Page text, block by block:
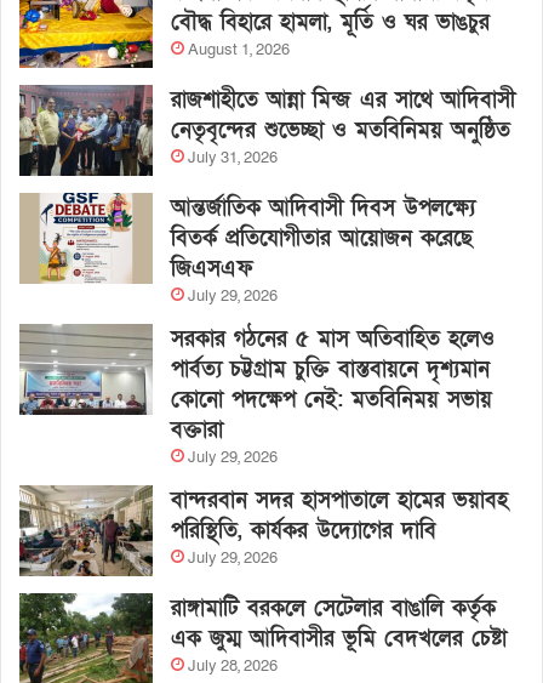
বৌদ্ধ বিহারে হামলা, মূর্তি ও ঘর ভাঙচুর
August 1, 2026
রাজশাহীতে আন্না মিন্জ এর সাথে আদিবাসী
নেতৃবৃন্দের শুভেচ্ছা ও মতবিনিময় অনুষ্ঠিত
July 31, 2026
আন্তর্জাতিক আদিবাসী দিবস উপলক্ষ্যে
বিতর্ক প্রতিযোগীতার আয়োজন করেছে
জিএসএফ
July 29, 2026
সরকার গঠনের ৫ মাস অতিবাহিত হলেও
পার্বত্য চট্টগ্রাম চুক্তি বাস্তবায়নে দৃশ্যমান
কোনো পদক্ষেপ নেই: মতবিনিময় সভায়
বক্তারা
July 29, 2026
বান্দরবান সদর হাসপাতালে হামের ভয়াবহ
পরিস্থিতি, কার্যকর উদ্যোগের দাবি
July 29, 2026
রাঙ্গামাটি বরকলে সেটেলার বাঙালি কর্তৃক
এক জুম্ম আদিবাসীর ভূমি বেদখলের চেষ্টা
July 28, 2026